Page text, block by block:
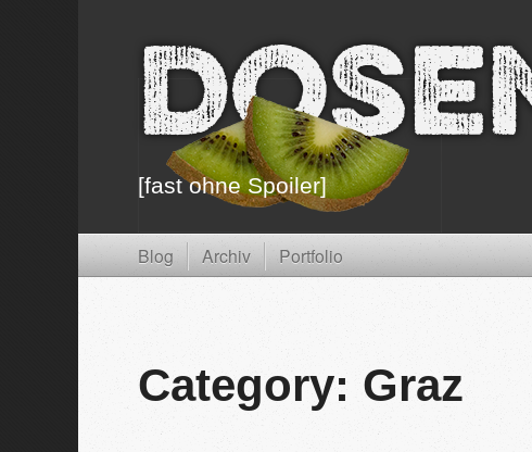
[fast ohne Spoiler]
Blog Archiv Portfolio
Category: Graz